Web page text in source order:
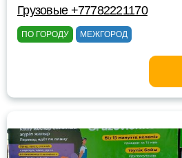
Грузовые +77782221170
ПО ГОРОДУ МЕЖГОРОД